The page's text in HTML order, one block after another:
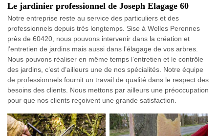
Le jardinier professionnel de Joseph Elagage 60
Notre entreprise reste au service des particuliers et des
professionnels depuis très longtemps. Sise à Welles Perennes
près de 60420, nous pouvons intervenir dans la création et
l’entretien de jardins mais aussi dans l’élagage de vos arbres.
Nous pouvons réaliser en même temps l’entretien et le contrôle
des jardins, c’est d’ailleurs une de nos spécialités. Notre équipe
de professionnels fournit un travail de qualité dans le respect des
besoins des clients. Nous mettons par ailleurs une préoccupation
pour que nos clients reçoivent une grande satisfaction.